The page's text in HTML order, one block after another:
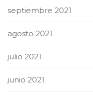
septiembre 2021
agosto 2021
julio 2021
junio 2021